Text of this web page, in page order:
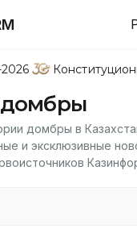
домбры в
и эксклюзивные